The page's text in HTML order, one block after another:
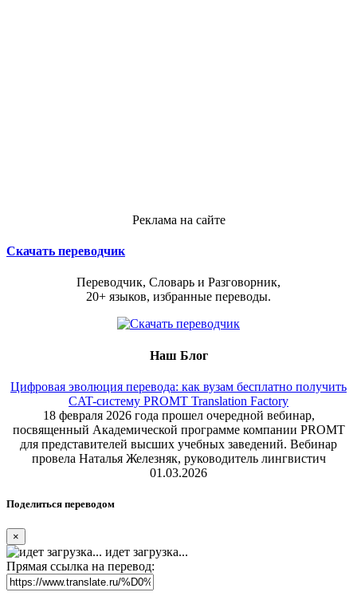
Реклама на сайте
Скачать переводчик
Переводчик, Словарь и Разговорник,
20+ языков, избранные переводы.
Наш Блог
Цифровая эволюция перевода: как вузам бесплатно получить
CAT-систему PROMT Translation Factory
18 февраля 2026 года прошел очередной вебинар,
посвященный Академической программе компании PROMT
для представителей высших учебных заведений. Вебинар
провела Наталья Железняк, руководитель лингвистич
01.03.2026
Поделиться переводом
×
идет загрузка...
Прямая ссылка на перевод: